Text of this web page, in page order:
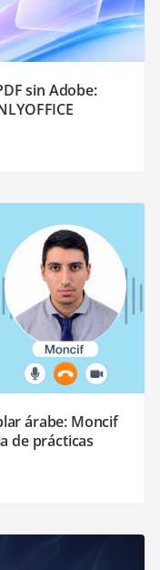
sin Adobe:
árabe: Moncif
de prácticas